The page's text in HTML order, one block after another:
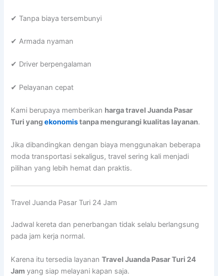
✔ Tanpa biaya tersembunyi
✔ Armada nyaman
✔ Driver berpengalaman
✔ Pelayanan cepat
Kami berupaya memberikan harga travel Juanda Pasar
Turi yangekonomistanpa mengurangi kualitas layanan.
Jika dibandingkan dengan biaya menggunakan beberapa
moda transportasi sekaligus, travel sering kali menjadi
pilihan yang lebih hemat dan praktis.
Travel Juanda Pasar Turi 24 Jam
Jadwal kereta dan penerbangan tidak selalu berlangsung
pada jam kerja normal.
Karena itu tersedia layananTravel Juanda Pasar Turi 24
Jam yang siap melayani kapan saja.